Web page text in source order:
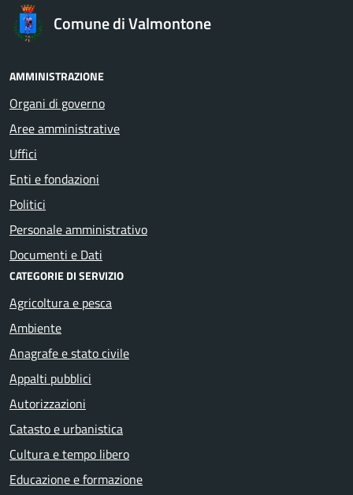
Comune di Valmontone
AMMINISTRAZIONE
Organi di governo
Aree amministrative
Uffici
Enti e fondazioni
Politici
Personale amministrativo
Documenti e Dati
CATEGORIE DI SERVIZIO
Agricoltura e pesca
Ambiente
Anagrafe e stato civile
Appalti pubblici
Autorizzazioni
Catasto e urbanistica
Cultura e tempo libero
Educazione e formazione